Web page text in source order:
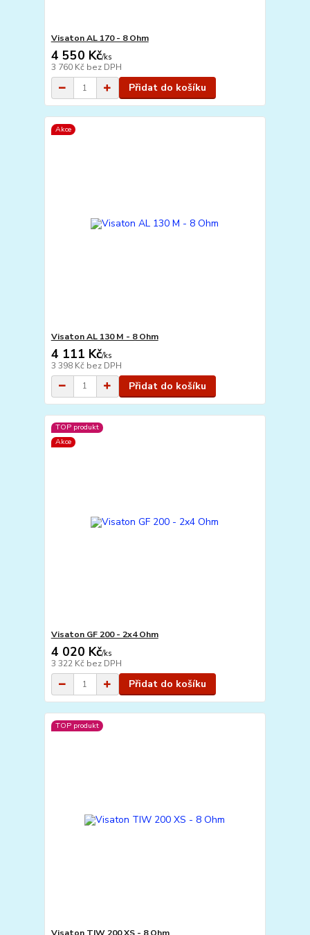
Visaton AL 170 - 8 Ohm
4 550 Kč/ks
3 760 Kč bez DPH
Přidat do košíku
Akce
Visaton AL 130 M - 8 Ohm
4 111 Kč/ks
3 398 Kč bez DPH
Přidat do košíku
TOP produkt
Akce
Visaton GF 200 - 2x4 Ohm
4 020 Kč/ks
3 322 Kč bez DPH
Přidat do košíku
TOP produkt
Visaton TIW 200 XS - 8 Ohm